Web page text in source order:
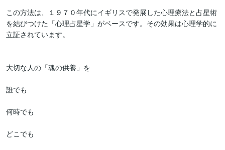
この方法は、１９７０年代にイギリスで発展した心理療法と占星術
を結びつけた「心理占星学」がベースです。その効果は心理学的に
立証されています。
大切な人の「魂の供養」を
誰でも
何時でも
どこでも